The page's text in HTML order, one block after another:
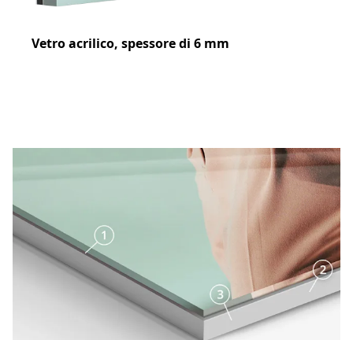
Vetro acrilico, spessore di 6 mm